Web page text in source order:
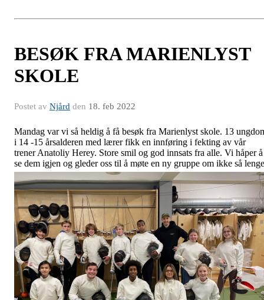
BESØK FRA MARIENLYST
SKOLE
Postet av Njård den 18. feb 2022
Mandag var vi så heldig å få besøk fra Marienlyst skole. 13
i 14 -15 årsalderen med lærer fikk en innføring i fekting av vår
trener Anatoliy Herey. Store smil og god innsats fra alle. Vi håper å
se dem igjen og gleder oss til å møte en ny gruppe om ikke så